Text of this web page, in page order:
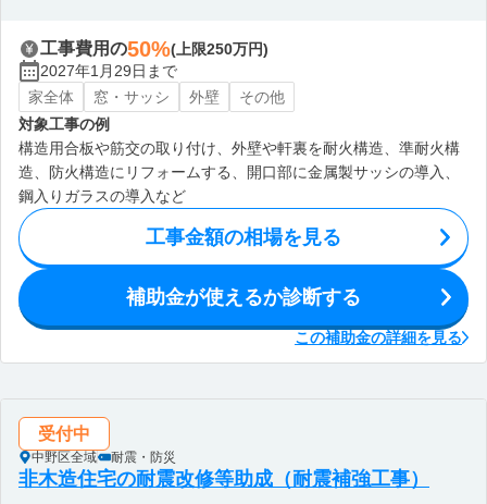
工事費用の50%(上限250万円)
2027年1月29日まで
家全体
窓・サッシ 外壁
その他
対象工事の例
構造用合板や筋交の取り付け、外壁や軒裏を耐火構造、準耐火構
造、防火構造にリフォームする、開口部に金属製サッシの導入、
鋼入りガラスの導入など
工事金額の相場を見る
補助金が使えるか診断する
この補助金の詳細を見る
受付中
中野区全域 耐震・防災
非木造住宅の耐震改修等助成（耐震補強工事）